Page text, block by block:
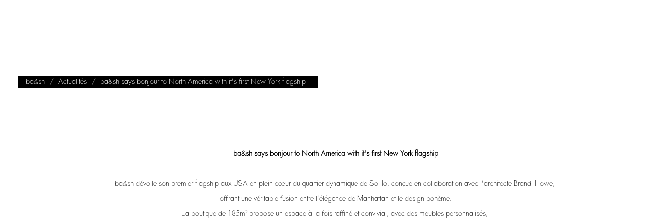
ba&sh Actualités ba&sh says bonjour to North America with it's first New York flagship
ba&sh says bonjour to North America with it's first New York flagship
ba&sh dévoile son premier flagship aux USA en plein cœur du quartier dynamique de SoHo, conçue en collaboration avec l'architecte Brandi Howe,
offrant une véritable fusion entre l'élégance de Manhattan et le design bohème.
La boutique de 185m² propose un espace à la fois raffiné et convivial, avec des meubles personnalisés,